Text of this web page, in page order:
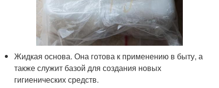
Жидкая основа. Она готова к применению в быту, а
также служит базой для создания новых
гигиенических средств.